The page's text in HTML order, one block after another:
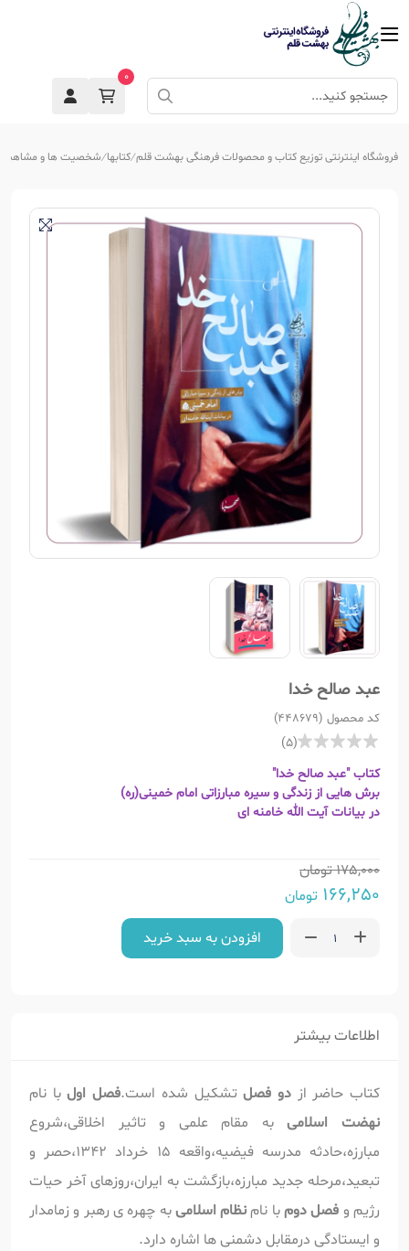
0
فروشگاه اینترنتی توزیع کتاب و محصولات فرهنگی بهشت قلم کتابها شخصیت ها و مشاهیر
عبد صالح خدا
کد محصول (448679)
(5)
کتاب "عبد صالح خدا"
برش هایی از زندگی و سیره مبارزاتی امام خمینی(ره)
در بیانات آیت الله خامنه ای
175,000تومان
166,250 تومان
افزودن به سبد خرید
اطلاعات بیشتر
کتاب حاضر ازدو فصلتشکیل شده است.فصل اولبا نام
نهضت اسلامیبه مقام علمی و تاثیر اخلاقی،شروع
مبارزه،حادثه مدرسه فیضیه،واقعه 15 خرداد 1342،حصر و
تبعید،مرحله جدید مبارزه،بازگشت به ایران،روزهای آخر حیات
رژیم و فصل دومبا نامنظام اسلامیبه چهره ی رهبر و زمامدار
و ایستادگی درمقابل دشمنی ها اشاره دارد.